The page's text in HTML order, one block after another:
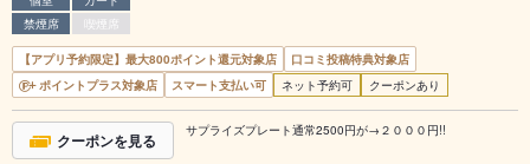
禁煙席
喫煙席
【アプリ予約限定】最大800ポイント還元対象店
口コミ投稿特典対象店
ポイントプラス対象店
スマート支払い可 ネット予約可 クーポンあり
クーポンを見る サプライズプレート通常2500円が→２０００円!!